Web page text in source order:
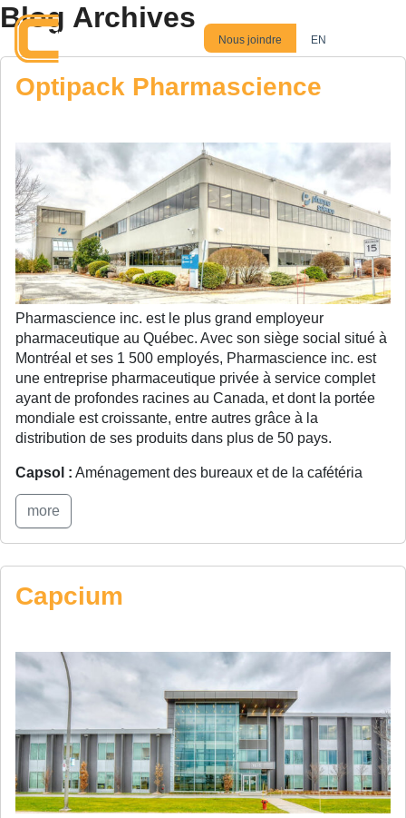
Skip to main content
Nous joindre EN
Blog Archives
Optipack Pharmascience
Pharmascience inc. est le plus grand employeur
pharmaceutique au Québec. Avec son siège social situé à
Montréal et ses 1 500 employés, Pharmascience inc. est
une entreprise pharmaceutique privée à service complet
ayant de profondes racines au Canada, et dont la portée
mondiale est croissante, entre autres grâce à la
distribution de ses produits dans plus de 50 pays.
Capsol : Aménagement des bureaux et de la cafétéria
more
Capcium